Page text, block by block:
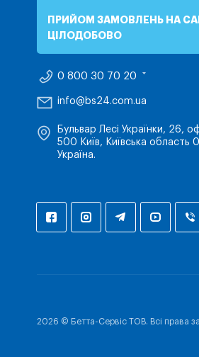
ПРИЙОМ ЗАМОВЛЕНЬ НА
ЦІЛОДОБОВО
0 800 30 70 20
info@bs24.com.ua
Бульвар Лесі Українки, 26,
500 Київ, Київська область
Україна.
2026 © Бетта-Сервіс ТОВ. Всі права